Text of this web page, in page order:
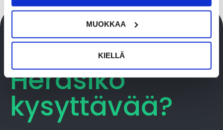
MUOKKAA
KIELLÄ
Heräsikö
kysyttävää?